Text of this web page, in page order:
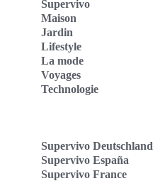
Supervivo
Maison
Jardin
Lifestyle
La mode
Voyages
Technologie
Supervivo Deutschland
Supervivo España
Supervivo France